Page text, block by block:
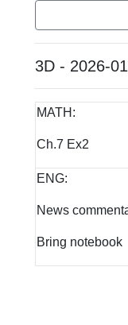
3D - 2026-
MATH:
Ch.7 Ex2
ENG:
News
Bring notebook